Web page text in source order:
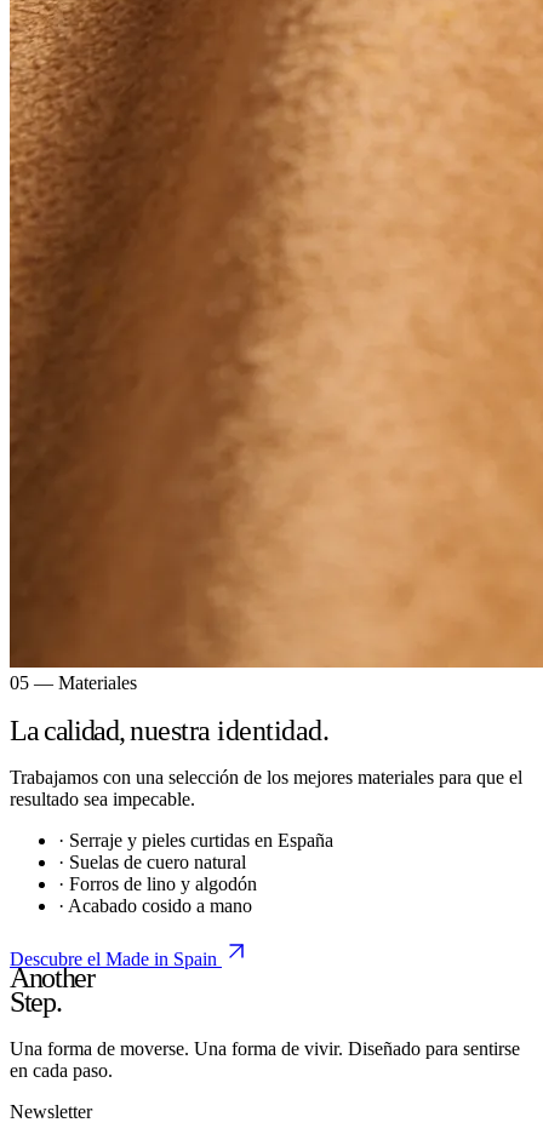
05 — Materiales
La calidad,nuestra identidad.
Trabajamos con una selección de los mejores materiales para que el
resultado sea impecable.
· Serraje y pieles curtidas en España
· Suelas de cuero natural
· Forros de lino y algodón
· Acabado cosido a mano
Descubre el Made in Spain
Another
Step.
Una forma de moverse. Una forma de vivir. Diseñado para sentirse
en cada paso.
Newsletter